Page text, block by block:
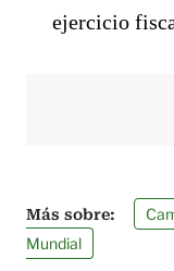
ejercicio
Mundial